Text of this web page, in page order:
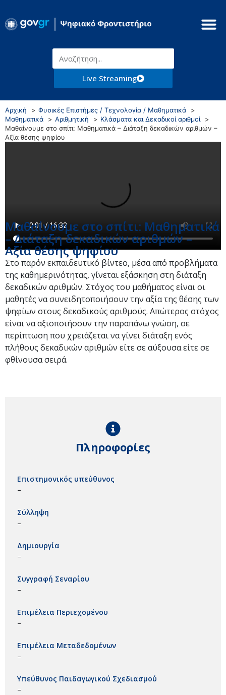
Live Streaming
Αρχική
Φυσικές Επιστήμες / Τεχνολογία / Μαθηματικά
Μαθηματικά
Αριθμητική
Κλάσματα και Δεκαδικοί αριθμοί
Μαθαίνουμε στο σπίτι: Μαθηματικά – Διάταξη δεκαδικών αριθμών –
Αξία θέσης ψηφίου
Μαθαίνουμε στο σπίτι: Μαθηματικά
– Διάταξη δεκαδικών αριθμών –
Αξία θέσης ψηφίου
Στο παρόν εκπαιδευτικό βίντεο, μέσα από προβλήματα
της καθημερινότητας, γίνεται εξάσκηση στη διάταξη
δεκαδικών αριθμών. Στόχος του μαθήματος είναι οι
μαθητές να συνειδητοποιήσουν την αξία της θέσης των
ψηφίων στους δεκαδικούς αριθμούς. Απώτερος στόχος
είναι να αξιοποιήσουν την παραπάνω γνώση, σε
περίπτωση που χρειάζεται να γίνει διάταξη ενός
πλήθους δεκαδικών αριθμών είτε σε αύξουσα είτε σε
φθίνουσα σειρά.
Πληροφορίες
Επιστημονικός υπεύθυνος
–
Σύλληψη
–
Δημιουργία
–
Συγγραφή Σεναρίου
–
Επιμέλεια Περιεχομένου
–
Επιμέλεια Μεταδεδομένων
–
Υπεύθυνος Παιδαγωγικού Σχεδιασμού
–